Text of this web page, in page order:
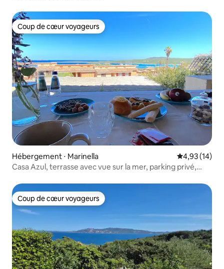
Coup de cœur voyageurs
Coup de cœur voyageurs
Hébergement ⋅ Marinella Évaluation
4,93 (14)
Casa Azul, terrasse avec vue sur la mer, parking privé,
Coup de cœur voyageurs
Coup de cœur voyageurs